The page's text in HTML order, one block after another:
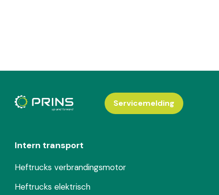
Intern transport
Heftrucks verbrandingsmotor
Heftrucks elektrisch
Servicemelding